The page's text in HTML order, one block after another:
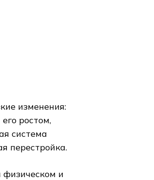
изменения:
ростом,
система
перестройка.
физическом и